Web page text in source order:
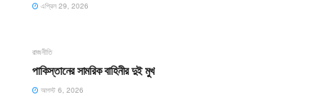
এপ্রিল 29, 2026
রাজনীতি
পাকিস্তানের সামরিক বাহিনীর দুই মুখ
আগস্ট 6, 2026